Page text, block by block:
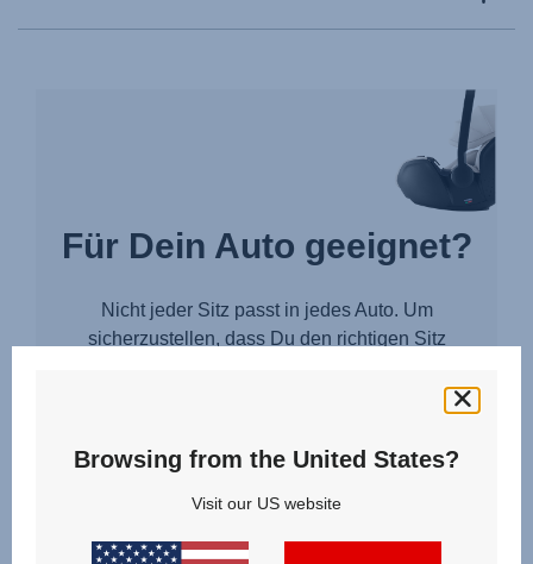
Für Dein Auto geeignet?
Nicht jeder Sitz passt in jedes Auto. Um
sicherzustellen, dass Du den richtigen Sitz
Browsing from the United States?
Visit our US website